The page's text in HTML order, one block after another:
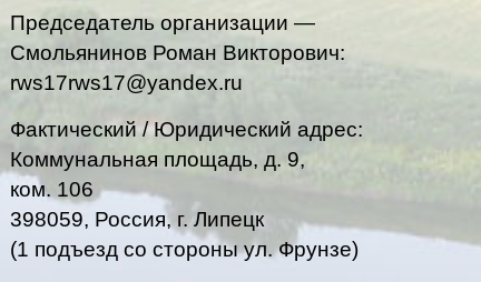
Председатель организации —
Смольянинов Роман Викторович:
rws17rws17@yandex.ru
Фактический / Юридический адрес:
Коммунальная площадь, д. 9,
ком. 106
398059, Россия, г. Липецк
(1 подъезд со стороны ул. Фрунзе)